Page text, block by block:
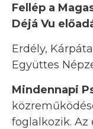
Fellép a
Déjá Vu
Erdély,
Együttes
Mindennapi
foglalkozik. Az